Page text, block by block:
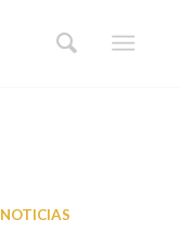
NOTICIAS